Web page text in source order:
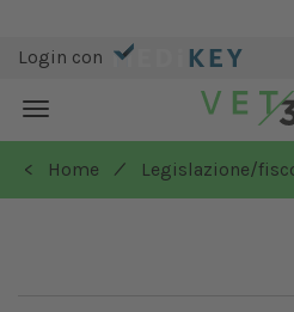
Login con
Toggle
navigation
< Home
/ Legislazione/